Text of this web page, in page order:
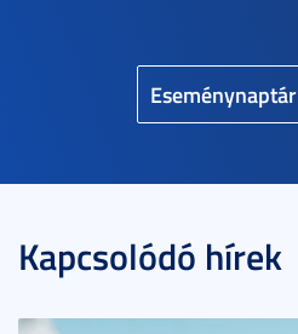
Eseménynaptár
Kapcsolódó hírek